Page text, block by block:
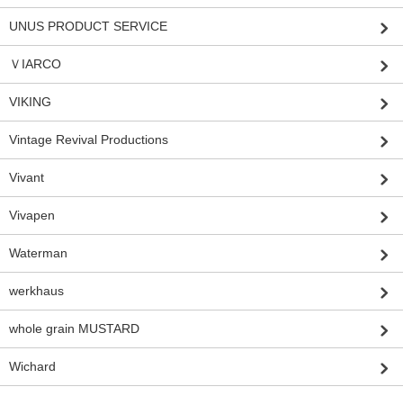
UNUS PRODUCT SERVICE
ＶIARCO
VIKING
Vintage Revival Productions
Vivant
Vivapen
Waterman
werkhaus
whole grain MUSTARD
Wichard